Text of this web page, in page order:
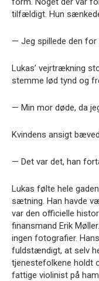
tilfældigt. Hun
— Jeg spillede den for
Lukas’ vejrtrækning
stemme lød tynd og
— Min mor døde, da
Kvindens ansigt
— Det var det, han
Lukas følte hele
sætning. Han havde
var den officielle
finansmand Erik
ingen fotografier.
fuldstændigt, at selv
tjenestefolkene holdt
fattige violinist på